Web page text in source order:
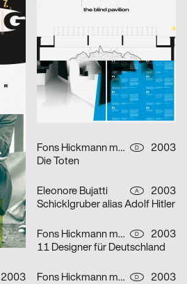
2003
2003
hesign D
2003
An Estranged Paradise
Musica Viva Konzert 26.02.2003
i.de – Büro für Kommunikation D
2003
Mitra Tabrizian Jenseits der Grenzen
2003
Fons Hickmann m23 D
2003
Die Toten
2003
Eleonore Bujatti A
2003
Schicklgruber alias Adolf Hitler
2003
Fons Hickmann m23, Klaus Hesse D
2003
11 Designer für Deutschland
2003
Fons Hickmann m23 D
2003